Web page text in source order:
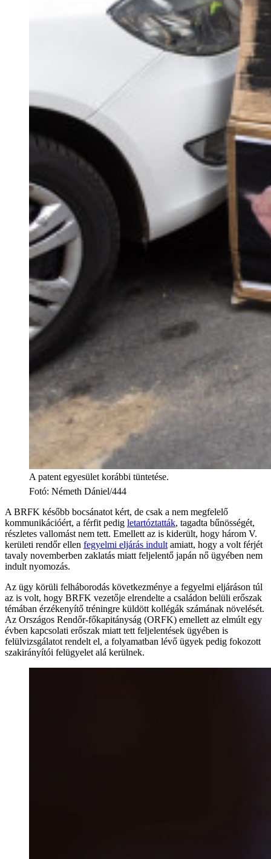
A patent egyesület korábbi tüntetése.
Fotó: Németh Dániel/444
A BRFK később bocsánatot kért, de csak a nem megfelelő
kommunikációért, a férfit pedig letartóztatták, tagadta bűnösségét,
részletes vallomást nem tett. Emellett az is kiderült, hogy három V.
kerületi rendőr ellen fegyelmi eljárás indult amiatt, hogy a volt férjét
tavaly novemberben zaklatás miatt feljelentő japán nő ügyében nem
indult nyomozás.
Az ügy körüli felháborodás következménye a fegyelmi eljáráson túl
az is volt, hogy BRFK vezetője elrendelte a családon belüli erőszak
témában érzékenyítő tréningre küldött kollégák számának növelését.
Az Országos Rendőr-főkapitányság (ORFK) emellett az elmúlt egy
évben kapcsolati erőszak miatt tett feljelentések ügyében is
felülvizsgálatot rendelt el, a folyamatban lévő ügyek pedig fokozott
szakirányítói felügyelet alá kerülnek.